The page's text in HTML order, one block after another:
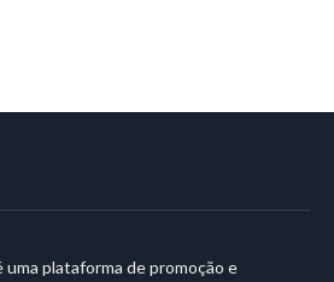
uma plataforma de promoção e